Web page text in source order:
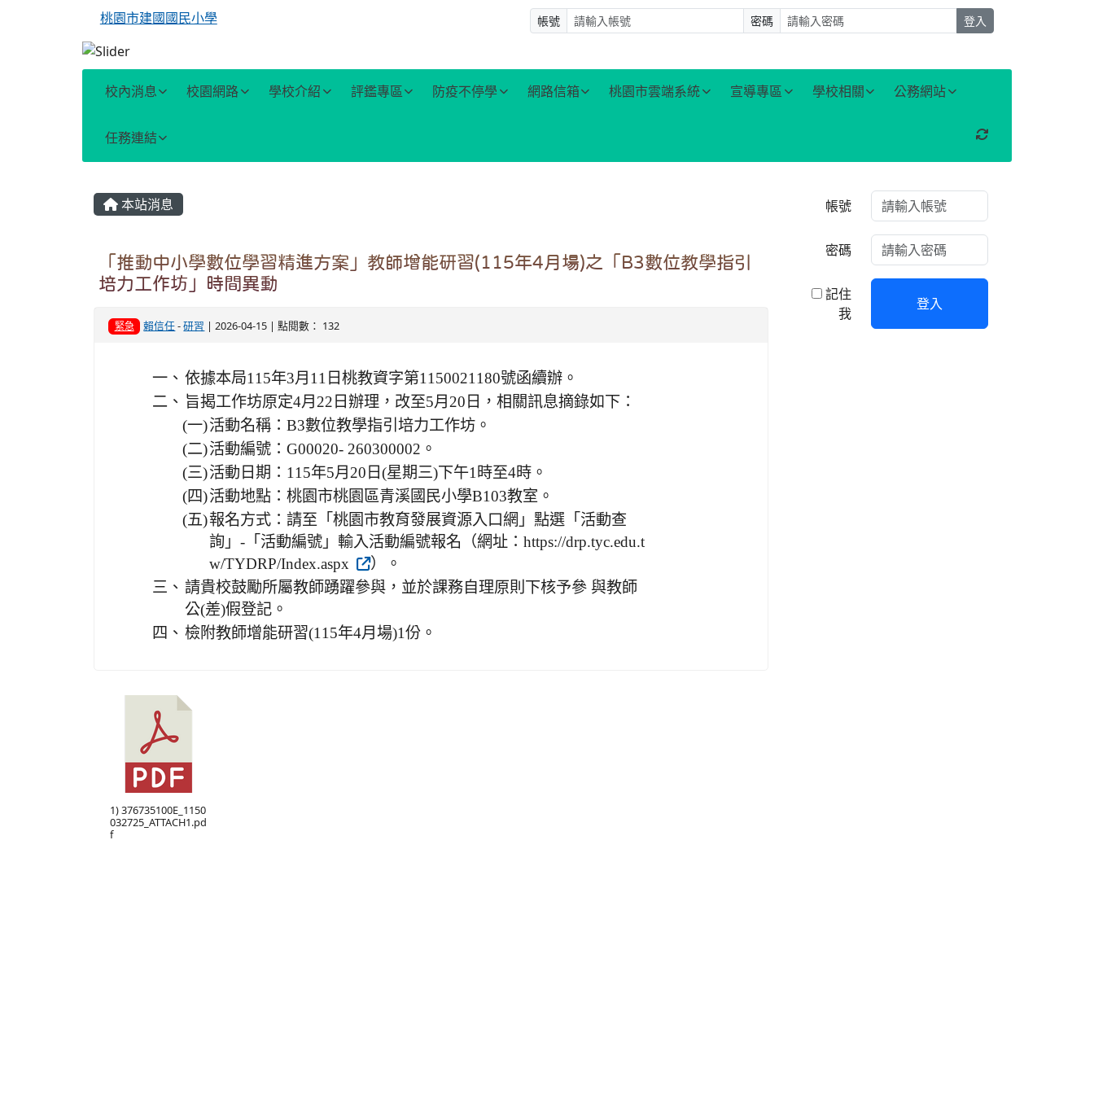
桃園市建國國民小學 帳號 密碼 登入
校內消息 校園網路 學校介紹 評鑑專區 防疫不停學 網路信箱 桃園市雲端系統 宣導專區 學校相關 公務網站
任務連結 重新取得佈景設定
主內容區域
本站消息
「推動中小學數位學習精進方案」教師增能研習(115年4月場)之「B3數位教學指引
培力工作坊」時間異動
緊急 賴信任-研習 | 2026-04-15 | 點閱數： 132
一、 依據本局115年3月11日桃教資字第1150021180號函續辦。
二、 旨揭工作坊原定4月22日辦理，改至5月20日，相關訊息摘錄如下：
(一)活動名稱：B3數位教學指引培力工作坊。
(二)活動編號：G00020- 260300002。
(三)活動日期：115年5月20日(星期三)下午1時至4時。
(四)活動地點：桃園市桃園區青溪國民小學B103教室。
(五)報名方式：請至「桃園市教育發展資源入口網」點選「活動查
詢」-「活動編號」輸入活動編號報名（網址：https://drp.tyc.edu.t
w/TYDRP/Index.aspx
）。
三、 請貴校鼓勵所屬教師踴躍參與，並於課務自理原則下核予參 與教師
公(差)假登記。
四、 檢附教師增能研習(115年4月場)1份。
1) 376735100E_1150
032725_ATTACH1.pd
f
右邊區域內容
帳號
密碼
記住
我
登入